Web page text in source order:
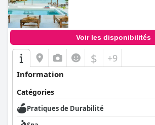
Voir les disponibilités
$ +9
Information
Catégories
Pratiques de Durabilité